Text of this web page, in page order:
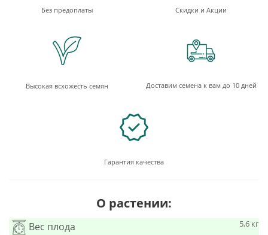
Без предоплаты Скидки и Акции
Высокая всхожесть семян Доставим семена к вам до 10 дней
Гарантия качества
О растении:
Вес плода 5,6 кг